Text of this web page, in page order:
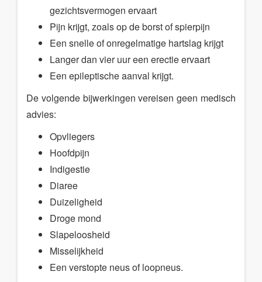
gezichtsvermogen ervaart
Pijn krijgt, zoals op de borst of spierpijn
Een snelle of onregelmatige hartslag krijgt
Langer dan vier uur een erectie ervaart
Een epileptische aanval krijgt.
De volgende bijwerkingen vereisen geen medisch
advies:
Opvliegers
Hoofdpijn
Indigestie
Diaree
Duizeligheid
Droge mond
Slapeloosheid
Misselijkheid
Een verstopte neus of loopneus.